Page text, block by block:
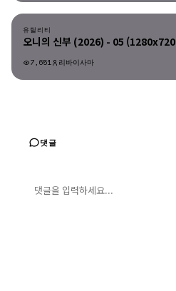
유틸리티
오니의 신부 (2026) - 05
7,651 리바이사마
댓글